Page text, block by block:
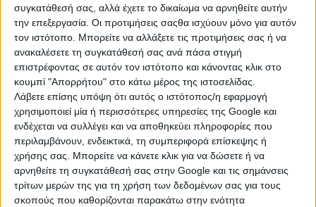
συγκατάθεσή σας, αλλά έχετε το δικαίωμα να αρνηθείτε αυτήν
την επεξεργασία. Οι προτιμήσεις σαςθα ισχύουν μόνο για αυτόν
τον ιστότοπο. Μπορείτε να αλλάξετε τις προτιμήσεις σας ή να
ανακαλέσετε τη συγκατάθεσή σας ανά πάσα στιγμή
επιστρέφοντας σε αυτόν τον ιστότοπο και κάνοντας κλικ στο
κουμπί "Απορρήτου" στο κάτω μέρος της ιστοσελίδας.
Λάβετε επίσης υπόψη ότι αυτός ο ιστότοπος/η εφαρμογή
χρησιμοποιεί μία ή περισσότερες υπηρεσίες της Google και
ενδέχεται να συλλέγει και να αποθηκεύει πληροφορίες που
περιλαμβάνουν, ενδεικτικά, τη συμπεριφορά επίσκεψης ή
χρήσης σας. Μπορείτε να κάνετε κλικ για να δώσετε ή να
αρνηθείτε τη συγκατάθεσή σας στην Google και τις σημάνσεις
τρίτων μερών της για τη χρήση των δεδομένων σας για τους
σκοπούς που καθορίζονται παρακάτω στην ενότητα
ΚΑΤΗΓΟΡΙΕΣ
ΠΡΟΣΩΠΙΚΗΣ ΦΡΟΝΤΙΔΑΣ
Διάφορα Προσωπικής Φροντίδας